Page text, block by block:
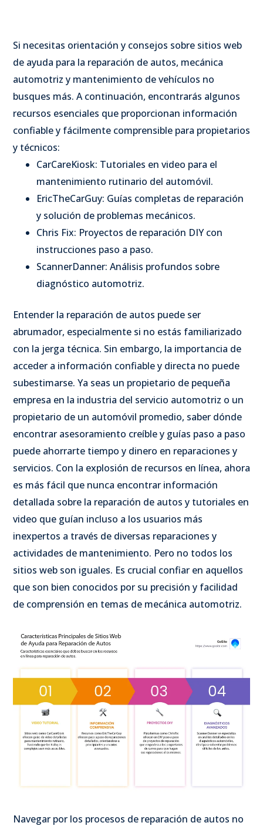
Si necesitas orientación y consejos sobre sitios web
de ayuda para la reparación de autos, mecánica
automotriz y mantenimiento de vehículos no
busques más. A continuación, encontrarás algunos
recursos esenciales que proporcionan información
confiable y fácilmente comprensible para propietarios
y técnicos:
CarCareKiosk: Tutoriales en video para el
mantenimiento rutinario del automóvil.
EricTheCarGuy: Guías completas de reparación
y solución de problemas mecánicos.
Chris Fix: Proyectos de reparación DIY con
instrucciones paso a paso.
ScannerDanner: Análisis profundos sobre
diagnóstico automotriz.
Entender la reparación de autos puede ser
abrumador, especialmente si no estás familiarizado
con la jerga técnica. Sin embargo, la importancia de
acceder a información confiable y directa no puede
subestimarse. Ya seas un propietario de pequeña
empresa en la industria del servicio automotriz o un
propietario de un automóvil promedio, saber dónde
encontrar asesoramiento creíble y guías paso a paso
puede ahorrarte tiempo y dinero en reparaciones y
servicios. Con la explosión de recursos en línea, ahora
es más fácil que nunca encontrar información
detallada sobre la reparación de autos y tutoriales en
video que guían incluso a los usuarios más
inexpertos a través de diversas reparaciones y
actividades de mantenimiento. Pero no todos los
sitios web son iguales. Es crucial confiar en aquellos
que son bien conocidos por su precisión y facilidad
de comprensión en temas de mecánica automotriz.
Navegar por los procesos de reparación de autos no